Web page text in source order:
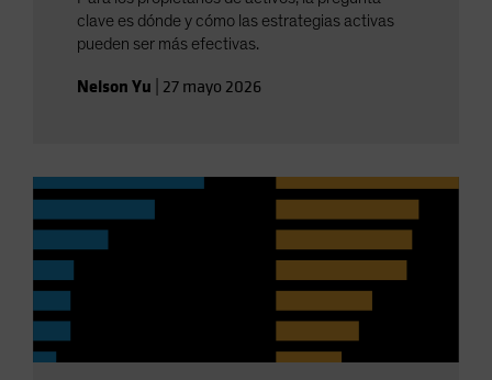
clave es dónde y cómo las estrategias activas
pueden ser más efectivas.
Nelson Yu 27 mayo 2026